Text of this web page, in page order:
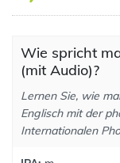
Wie spricht
(mit Audio)?
Lernen Sie, wie
Englisch mit der
Internationalen